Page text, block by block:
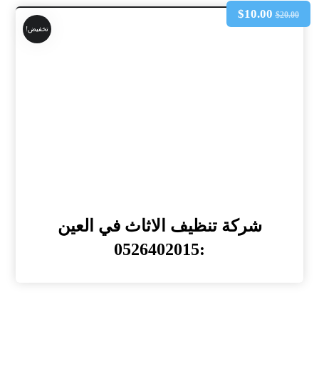
تخفيض!
شركة تنظيف الاثاث في العين
:0526402015
$20.00
$10.00